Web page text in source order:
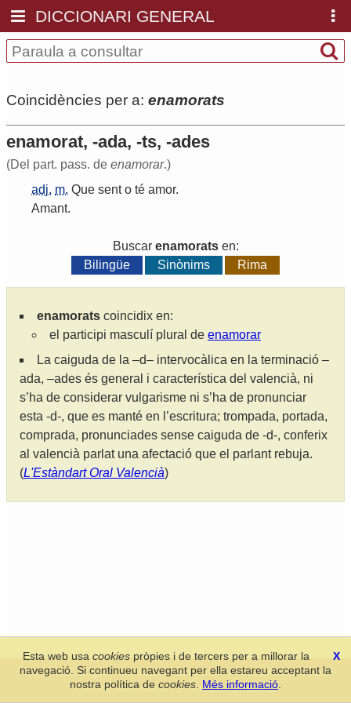
DICCIONARI GENERAL
Coincidències per a: enamorats
enamorat, -ada, -ts, -ades
(Del part. pass. de enamorar.)
adj. m. Que sent o té amor.
Amant.
Buscar enamoratsen:
Bilingüe
Sinònims Rima
enamorats coincidix en:
el participi masculí plural de enamorar
La caiguda de la –d– intervocàlica en la terminació –
ada, –ades és general i característica del valencià, ni
s’ha de considerar vulgarisme ni s’ha de pronunciar
esta -d-, que es manté en l’escritura; trompada, portada,
comprada, pronunciades sense caiguda de -d-, conferix
al valencià parlat una afectació que el parlant rebuja.
(L'Estàndart Oral Valencià)
Secció de Llengua i Lliteratura Valencianes-Real Acadèmia de
Cultura Valenciana-Política de privacitat
X
Esta web usacookies pròpies i de tercers per a millorar la
navegació. Si continueu navegant per ella estareu acceptant la
nostra política de cookies Més informació